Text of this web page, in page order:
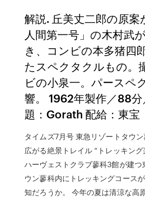
解説. 丘美丈二郎の原案
人間第一号」の木村武
き、コンビの本多猪四
たスペクタクルもの。
ビの小泉一。パースペ
響。 1962年製作／88
題：Gorath 配給：東宝
タイムズ7月号 東急リゾートタウ
広がる絶景トレイル “トレッキン
ハーヴェストクラブ蓼科3館が建つ
ウン蓼科内にトレッキングコース
知だろうか。 今年の夏は清涼な高